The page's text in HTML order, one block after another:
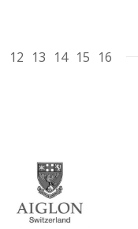
12 13 14 15 16